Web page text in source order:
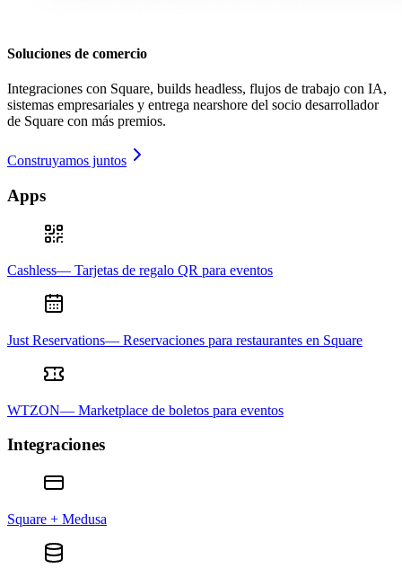
Soluciones de comercio
Integraciones con Square, builds headless, flujos de trabajo con IA,
sistemas empresariales y entrega nearshore del socio desarrollador
de Square con más premios.
Construyamos juntos
Apps
Cashless— Tarjetas de regalo QR para eventos
Just Reservations— Reservaciones para restaurantes en Square
WTZON— Marketplace de boletos para eventos
Integraciones
Square + Medusa